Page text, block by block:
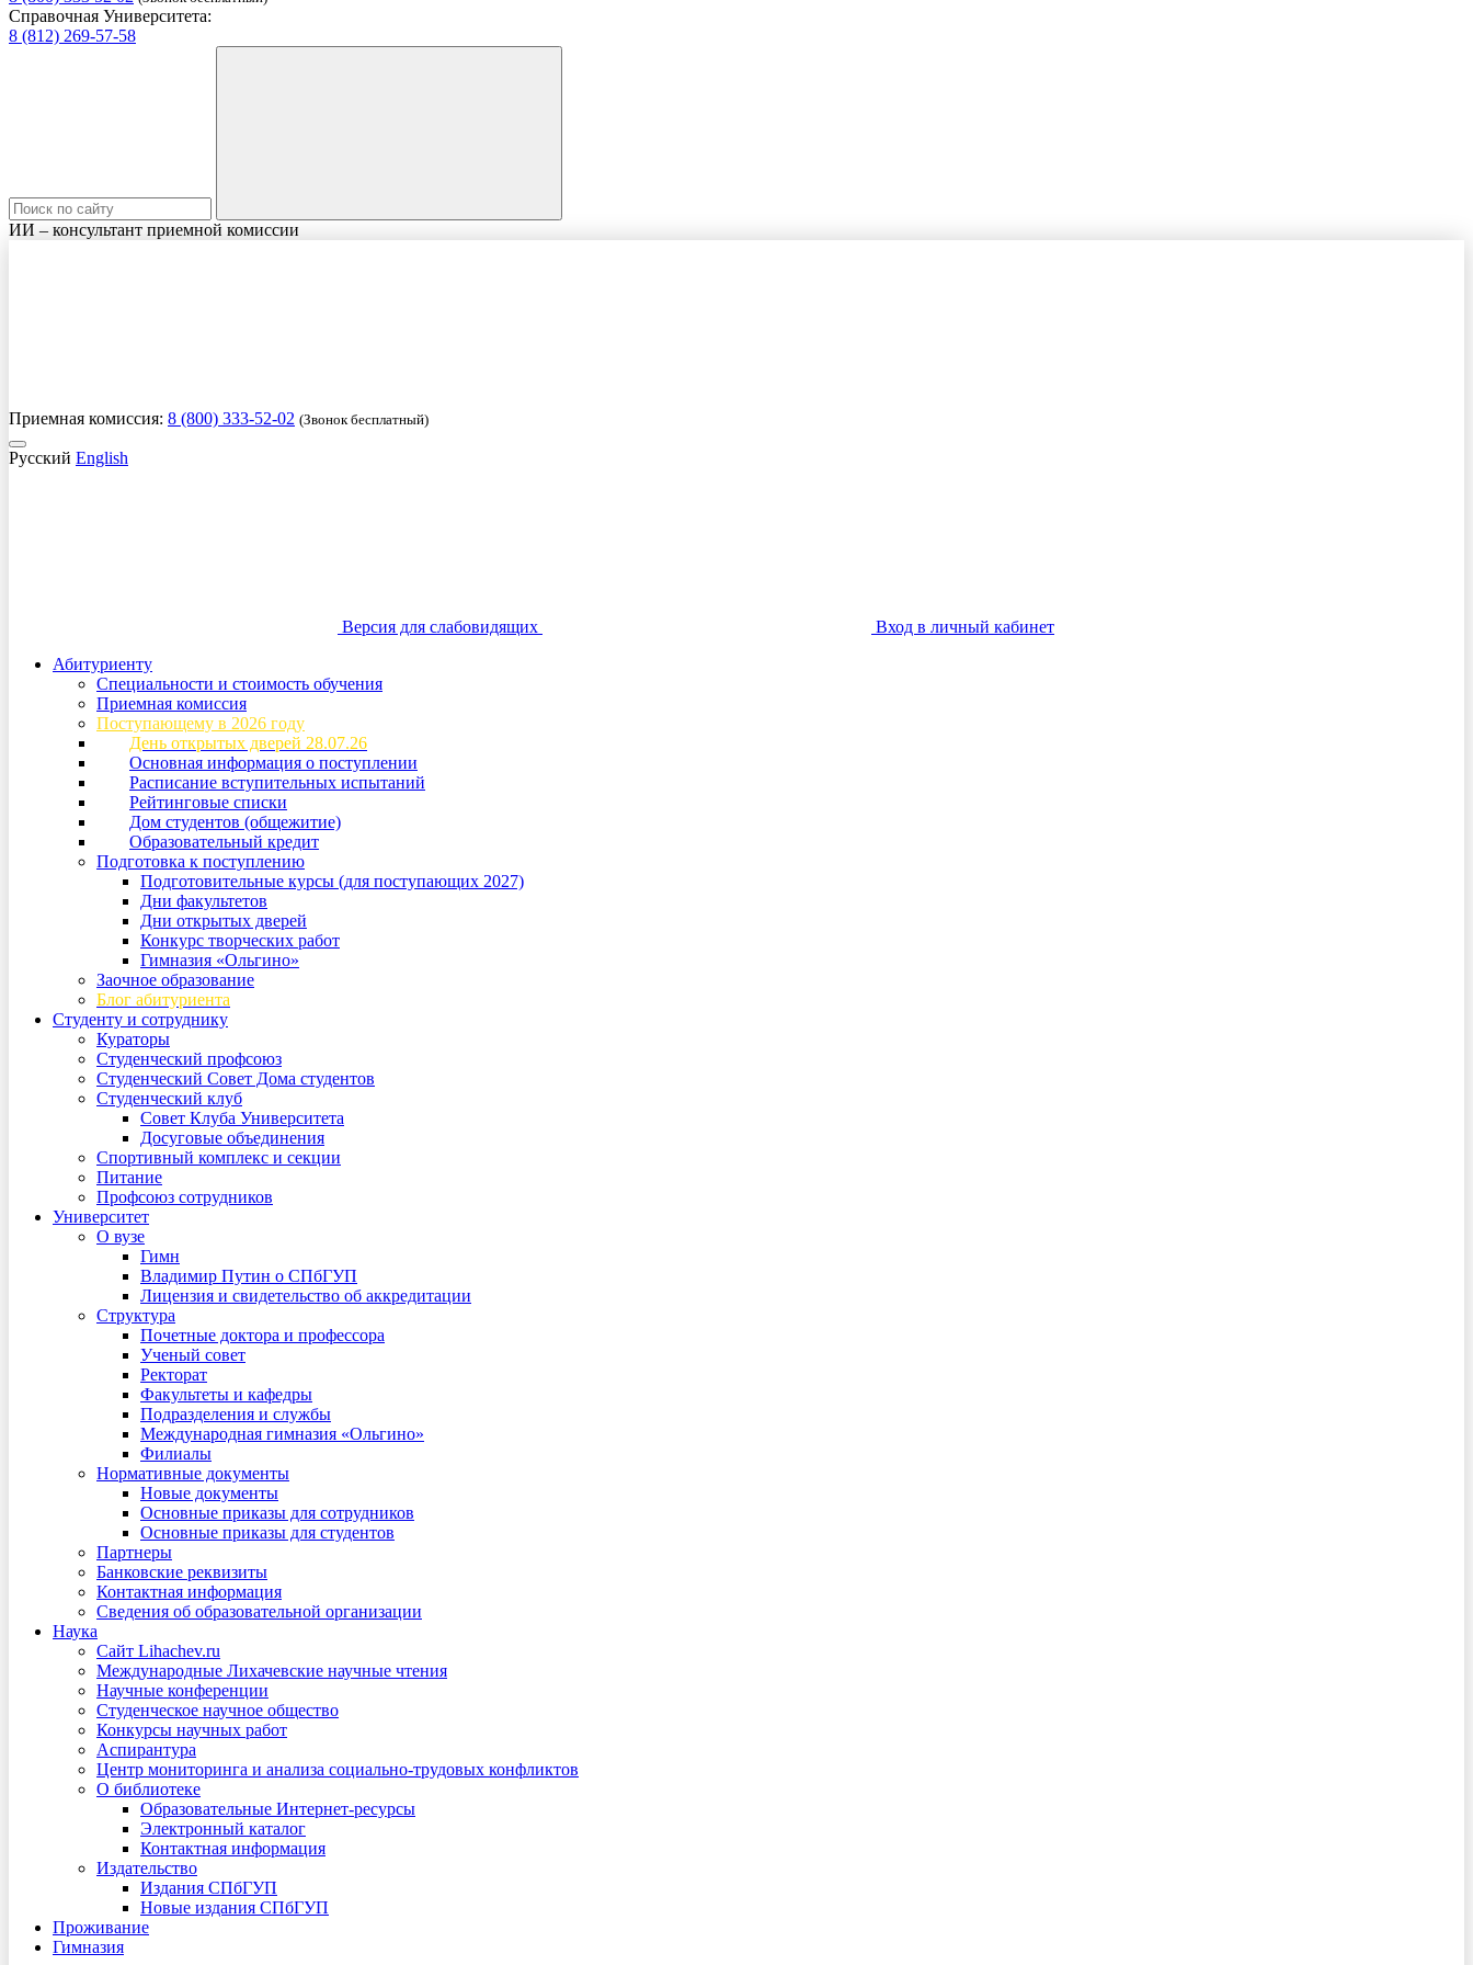
Справочная Университета:
8 (812) 269-57-58
ИИ – консультант приемной комиссии
Приемная комиссия: 8 (800) 333-52-02 (Звонок бесплатный)
Русский English
Версия для слабовидящих
Вход в личный кабинет
Абитуриенту
Специальности и стоимость обучения
Приемная комиссия
Поступающему в 2026 году
День открытых дверей 28.07.26
Основная информация о поступлении
Расписание вступительных испытаний
Рейтинговые списки
Дом студентов (общежитие)
Образовательный кредит
Подготовка к поступлению
Подготовительные курсы (для поступающих 2027)
Дни факультетов
Дни открытых дверей
Конкурс творческих работ
Гимназия «Ольгино»
Заочное образование
Блог абитуриента
Студенту и сотруднику
Кураторы
Студенческий профсоюз
Студенческий Совет Дома студентов
Студенческий клуб
Совет Клуба Университета
Досуговые объединения
Спортивный комплекс и секции
Питание
Профсоюз сотрудников
Университет
О вузе
Гимн
Владимир Путин о СПбГУП
Лицензия и свидетельство об аккредитации
Структура
Почетные доктора и профессора
Ученый совет
Ректорат
Факультеты и кафедры
Подразделения и службы
Международная гимназия «Ольгино»
Филиалы
Нормативные документы
Новые документы
Основные приказы для сотрудников
Основные приказы для студентов
Партнеры
Банковские реквизиты
Контактная информация
Сведения об образовательной организации
Наука
Сайт Lihachev.ru
Международные Лихачевские научные чтения
Научные конференции
Студенческое научное общество
Конкурсы научных работ
Аспирантура
Центр мониторинга и анализа социально-трудовых конфликтов
О библиотеке
Образовательные Интернет-ресурсы
Электронный каталог
Контактная информация
Издательство
Издания СПбГУП
Новые издания СПбГУП
Проживание
Гимназия